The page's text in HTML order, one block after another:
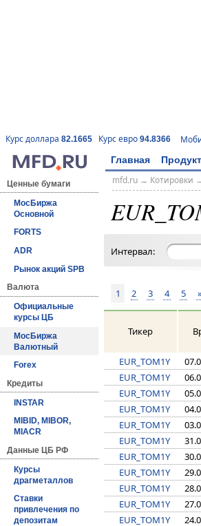
Курс доллара 82.1665 Курс евро 94.8366
Главная
Ценные бумаги
МосБиржа
Основной
FORTS
ADR
Рынок акций SPB
Валюта
Официальные
курсы ЦБ
МосБиржа
Валютный
Forex
Кредиты
INSTAR
MIBID, MIBOR,
MIACR
Данные ЦБ РФ
Курсы
драгметаллов
Ставки
привлечения по
депозитам
mfd.ru→ Котировки
Интервал:
1 2 3 4 5 »
Тикер
EUR_TOM1Y
EUR_TOM1Y
EUR_TOM1Y
EUR_TOM1Y
EUR_TOM1Y
EUR_TOM1Y
EUR_TOM1Y
EUR_TOM1Y
EUR_TOM1Y
EUR_TOM1Y
EUR_TOM1Y